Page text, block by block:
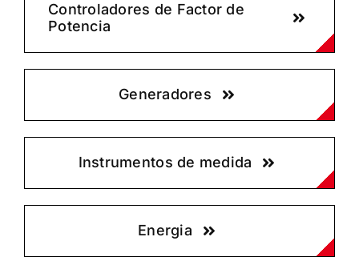
Controladores de Factor de
Potencia
Generadores
Instrumentos de medida
Energia